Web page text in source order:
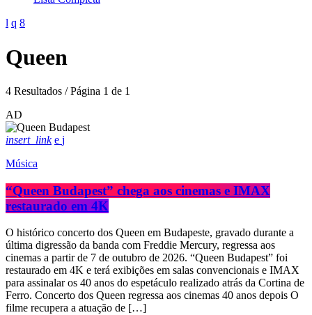
Queen
4 Resultados / Página 1 de 1
AD
insert_link
Música
“Queen Budapest” chega aos cinemas e IMAX
restaurado em 4K
O histórico concerto dos Queen em Budapeste, gravado durante a
última digressão da banda com Freddie Mercury, regressa aos
cinemas a partir de 7 de outubro de 2026. “Queen Budapest” foi
restaurado em 4K e terá exibições em salas convencionais e IMAX
para assinalar os 40 anos do espetáculo realizado atrás da Cortina de
Ferro. Concerto dos Queen regressa aos cinemas 40 anos depois O
filme recupera a atuação de […]